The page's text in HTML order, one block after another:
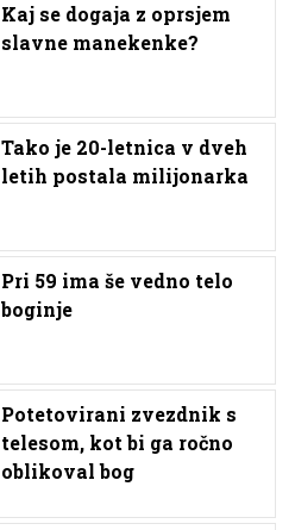
Kaj se dogaja z oprsjem
slavne manekenke?
Tako je 20-letnica v dveh
letih postala milijonarka
Pri 59 ima še vedno telo
boginje
Potetovirani zvezdnik s
telesom, kot bi ga ročno
oblikoval bog